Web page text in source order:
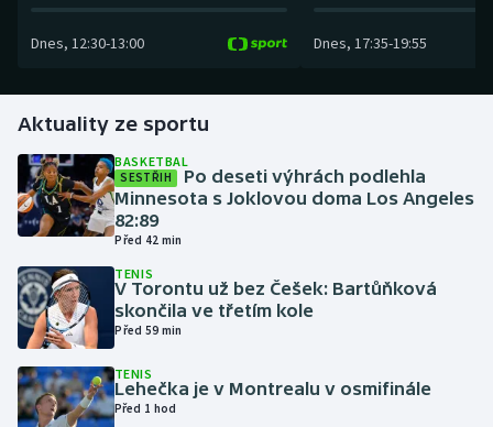
Golf
Gymnastika
Házená
Jezdectví
Judo
Krasobruslení
Dnes, 12:30-13:00 Dnes, 17:35-19:55
Aktuality ze sportu
BASKETBAL
SESTŘIH
Po deseti výhrách podlehla
Minnesota s Joklovou doma Los Angeles
82:89
Před 42 min
TENIS
V Torontu už bez Češek: Bartůňková
skončila ve třetím kole
Před 59 min
TENIS
Lehečka je v Montrealu v osmifinále
Před 1 hod